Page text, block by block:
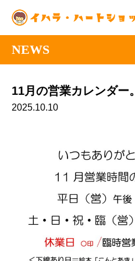
NEWS
11月の営業カレンダー。
2025.10.10